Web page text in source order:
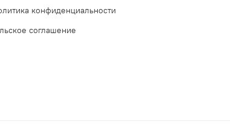
конфиденциальности
соглашение